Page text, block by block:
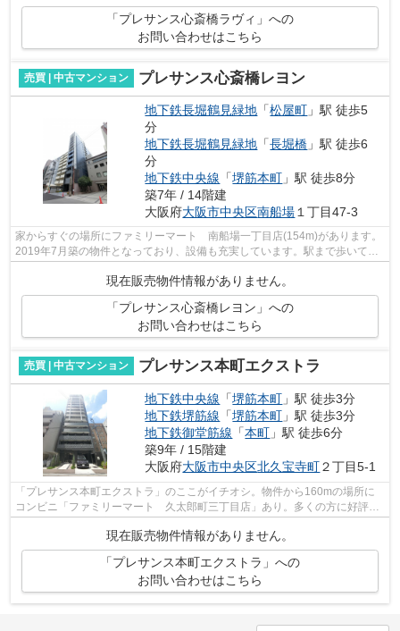
「プレサンス心斎橋ラヴィ」への
お問い合わせはこちら
売買 | 中古マンション プレサンス心斎橋レヨン
地下鉄長堀鶴見緑地 「松屋町 」駅 徒歩5
分
地下鉄長堀鶴見緑地 「長堀橋 」駅 徒歩6
分
地下鉄中央線 「堺筋本町 」駅 徒歩8分
築7年 / 14階建
大阪府大阪市中央区南船場 １丁目47-3
家からすぐの場所にファミリーマート 南船場一丁目店(154m)があります。
2019年7月築の物件となっており、設備も充実しています。駅まで歩いてア
クセスできる、徒歩5分に立地する物件...
現在販売物件情報がありません。
「プレサンス心斎橋レヨン」への
お問い合わせはこちら
売買 | 中古マンション プレサンス本町エクストラ
地下鉄中央線 「堺筋本町 」駅 徒歩3分
地下鉄堺筋線 「堺筋本町 」駅 徒歩3分
地下鉄御堂筋線 「本町 」駅 徒歩6分
築9年 / 15階建
大阪府大阪市中央区北久宝寺町２丁目5-1
「プレサンス本町エクストラ」のここがイチオシ。物件から160mの場所に
コンビニ「ファミリーマート 久太郎町三丁目店」あり。多くの方に好評
な、清潔感のある室内が魅力の中古マンシ...
現在販売物件情報がありません。
「プレサンス本町エクストラ」への
お問い合わせはこちら